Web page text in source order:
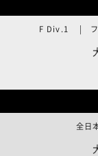
F Div.1 | ファ
全日